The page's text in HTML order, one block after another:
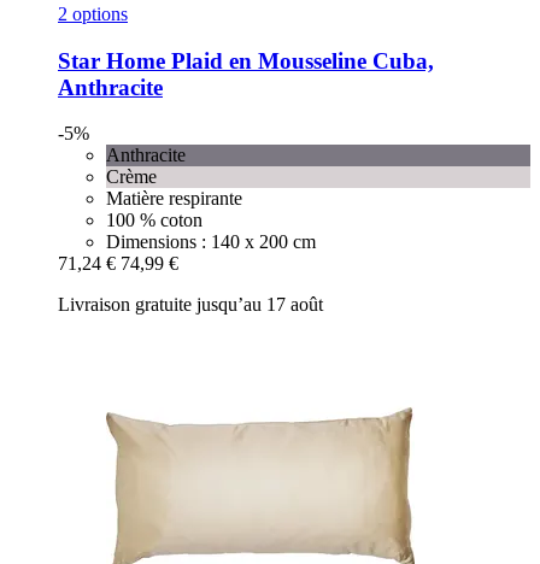
2 options
Star Home Plaid en Mousseline Cuba,
Anthracite
-5%
Anthracite
Crème
Matière respirante
100 % coton
Dimensions : 140 x 200 cm
71,24 € 74,99 €
Livraison gratuite jusqu’au 17 août